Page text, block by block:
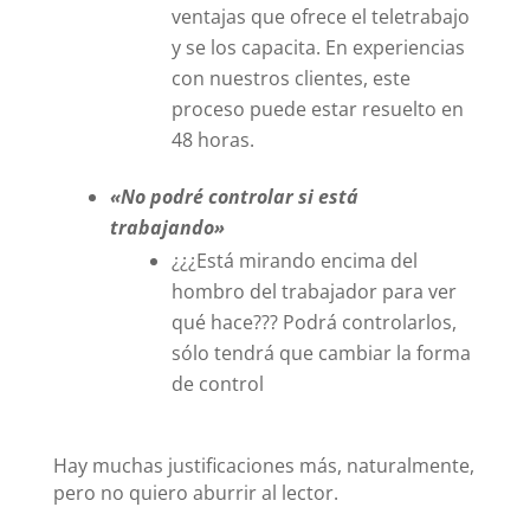
ventajas que ofrece el teletrabajo
y se los capacita. En experiencias
con nuestros clientes, este
proceso puede estar resuelto en
48 horas.
«No podré controlar si está
trabajando»
¿¿¿Está mirando encima del
hombro del trabajador para ver
qué hace??? Podrá controlarlos,
sólo tendrá que cambiar la forma
de control
Hay muchas justificaciones más, naturalmente,
pero no quiero aburrir al lector.